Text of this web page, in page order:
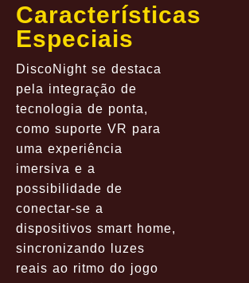
Características
Especiais
DiscoNight se destaca
pela integração de
tecnologia de ponta,
como suporte VR para
uma experiência
imersiva e a
possibilidade de
conectar-se a
dispositivos smart home,
sincronizando luzes
reais ao ritmo do jogo